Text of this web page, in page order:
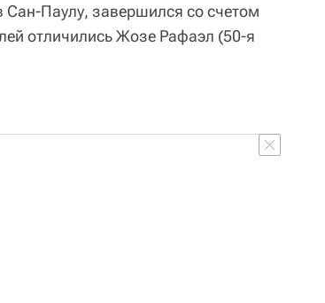
Паулу, завершился со счетом
отличились Жозе Рафаэл (50-я